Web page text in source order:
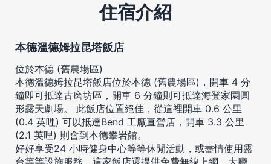
住宿介紹
本德溫德姆拉昆塔飯店
位於本德 (舊農場區)
本德溫德姆拉昆塔飯店位於本德 (舊農場區)，開車 4 分
鐘即可抵達古磨坊區，開車 6 分鐘則可抵達海登家園圓
形露天劇場。 此飯店位置絕佳，從這裡開車 0.6 公里
(0.4 英哩) 可以抵達Bend 工廠直營店，開車 3.3 公里
(2.1 英哩) 則會到本德攀岩館。
好好享受24 小時健身中心等等休閒活動，或盡情使用露
台等等設施服務。這家飯店還提供免費無線上網、大廳